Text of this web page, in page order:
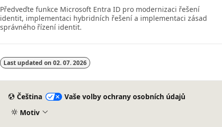
Předveďte funkce Microsoft Entra ID pro modernizaci řešení
identit, implementaci hybridních řešení a implementaci zásad
správného řízení identit.
Last updated on 02. 07. 2026
Čeština
Vaše volby ochrany osobních údajů
Motiv